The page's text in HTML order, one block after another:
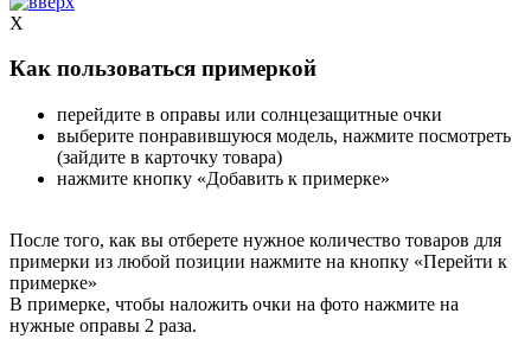
X
Как пользоваться примеркой
перейдите в оправы или солнцезащитные очки
выберите понравившуюся модель, нажмите посмотреть
(зайдите в карточку товара)
нажмите кнопку «Добавить к примерке»
После того, как вы отберете нужное количество товаров для
примерки из любой позиции нажмите на кнопку «Перейти к
примерке»
В примерке, чтобы наложить очки на фото нажмите на
нужные оправы 2 раза.